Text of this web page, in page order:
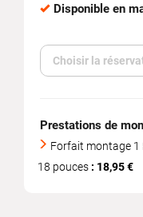
Disponible en
Choisir la
Prestations de
Forfait montage 1
18 pouces : 18,95 €